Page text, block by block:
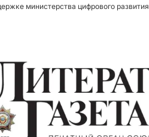
министерства цифрового